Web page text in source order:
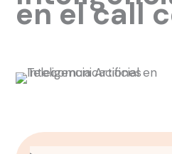
en el call